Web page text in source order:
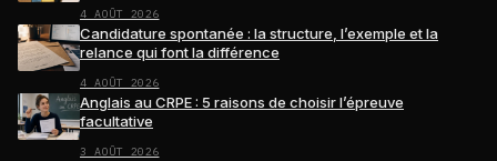
4 AOÛT 2026
Candidature spontanée : la structure, l’exemple et la
relance qui font la différence
4 AOÛT 2026
Anglais au CRPE : 5 raisons de choisir l’épreuve
facultative
3 AOÛT 2026